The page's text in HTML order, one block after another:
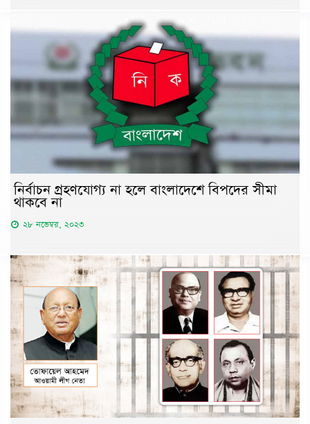
নির্বাচন গ্রহণযোগ্য না হলে বাংলাদেশে বিপদের সীমা
থাকবে না
২৮ নভেম্বর, ২০২৩